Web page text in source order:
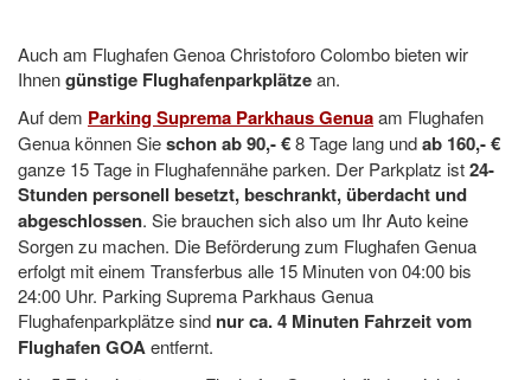
Auch am Flughafen Genoa Christoforo Colombo bieten wir
Ihnengünstige Flughafenparkplätzean.
Auf dem Parking Suprema Parkhaus Genuaam Flughafen
Genua können Sieschon ab 90,- €8 Tage lang undab 160,- €
ganze 15 Tage in Flughafennähe parken. Der Parkplatz ist24-
Stunden personell besetzt, beschrankt, überdacht und
abgeschlossen. Sie brauchen sich also um Ihr Auto keine
Sorgen zu machen. Die Beförderung zum Flughafen Genua
erfolgt mit einem Transferbus alle 15 Minuten von 04:00 bis
24:00 Uhr. Parking Suprema Parkhaus Genua
Flughafenparkplätze sind nur ca. 4 Minuten Fahrzeit vom
Flughafen GOAentfernt.